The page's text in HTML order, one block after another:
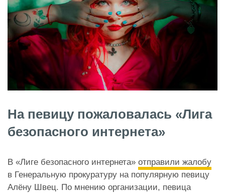
На певицу пожаловалась «Лига
безопасного интернета»
В «Лиге безопасного интернета» отправили жалобу
в Генеральную прокуратуру на популярную певицу
Алёну Швец. По мнению организации, певица